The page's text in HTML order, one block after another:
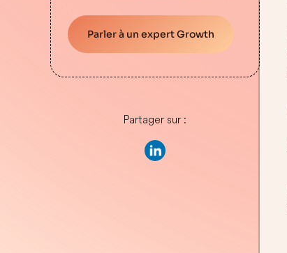
Parler à un expert Growth
Partager sur :